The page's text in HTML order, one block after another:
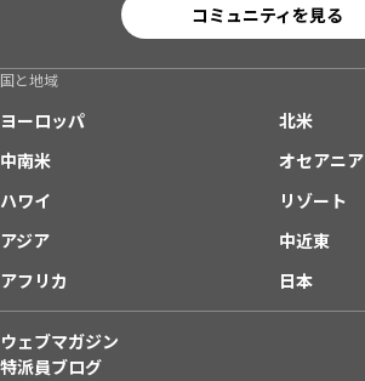
コミュニティを見る
国と地域
ヨーロッパ
北米
中南米
オセアニア
ハワイ
リゾート
アジア
中近東
アフリカ
日本
ウェブマガジン
特派員ブログ